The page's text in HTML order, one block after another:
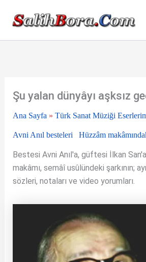
Şu yalan dünyâyı aşksız
Ana Sayfa » Türk Sanat Müziği
Avni Anıl besteleri Hüzzâm
Bestesi Avni Anıl'a, güftesi İlkan
makâmı, semâî usûlündeki şarkının;
sözleri, notaları ve video yorumları.